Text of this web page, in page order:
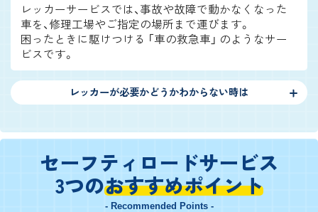
レッカーサービスでは、事故や故障で動かなくなった
車を、修理工場やご指定の場所まで運びます。
困ったときに駆けつける 「車の救急車」 のようなサー
ビスです。
レッカーが必要かどうかわからない時は
セーフティロードサービス
3つのおすすめポイント
- Recommended Points -